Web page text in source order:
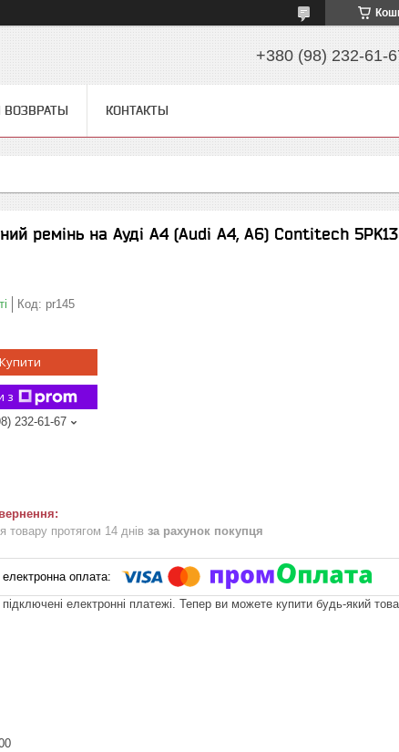
+380 (98) 232-61-
ВОЗВРАТЫ КОНТАКТЫ
ремінь на Ауді A4 (Audi A4, A6) Contitech
Код: pr145
Купити
з
232-61-67
товару протягом 14 днів за рахунок покупця
підключені електронні платежі. Тепер ви можете купити будь-який